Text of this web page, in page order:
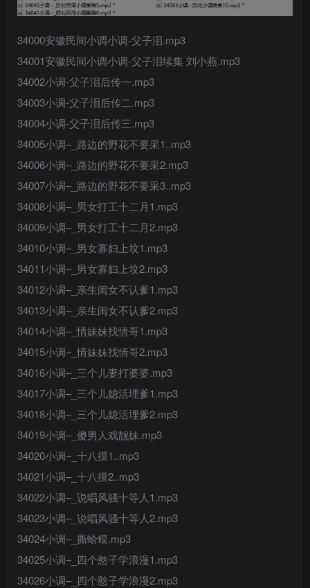
34000安徽民间小调小调-父子泪.mp3
34001安徽民间小调小调-父子泪续集 刘小燕.mp3
34002小调-父子泪后传一.mp3
34003小调-父子泪后传二.mp3
34004小调-父子泪后传三.mp3
34005小调–_路边的野花不要采1..mp3
34006小调–_路边的野花不要采2.mp3
34007小调–_路边的野花不要采3..mp3
34008小调–_男女打工十二月1.mp3
34009小调–_男女打工十二月2.mp3
34010小调–_男女寡妇上坟1.mp3
34011小调–_男女寡妇上坟2.mp3
34012小调–_亲生闺女不认爹1.mp3
34013小调–_亲生闺女不认爹2.mp3
34014小调–_情妹妹找情哥1.mp3
34015小调–_情妹妹找情哥2.mp3
34016小调–_三个儿妻打婆婆.mp3
34017小调–_三个儿媳活埋爹1.mp3
34018小调–_三个儿媳活埋爹2.mp3
34019小调–_傻男人戏靓妹.mp3
34020小调–_十八摸1..mp3
34021小调–_十八摸2..mp3
34022小调–_说唱风骚十等人1.mp3
34023小调–_说唱风骚十等人2.mp3
34024小调–_撕蛤蟆.mp3
34025小调–_四个憨子学浪漫1.mp3
34026小调–_四个憨子学浪漫2.mp3